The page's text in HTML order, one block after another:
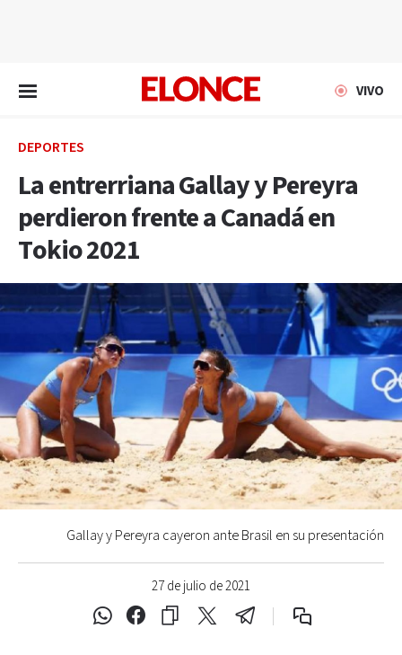
VIVO
DEPORTES
La entrerriana Gallay y Pereyra
perdieron frente a Canadá en
Tokio 2021
27 de julio de 2021
Gallay y Pereyra cayeron ante Brasil en su presentación